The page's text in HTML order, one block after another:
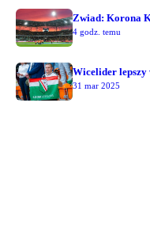
Zwiad: Korona
4 godz. temu
Wicelider lepszy
31 mar 2025